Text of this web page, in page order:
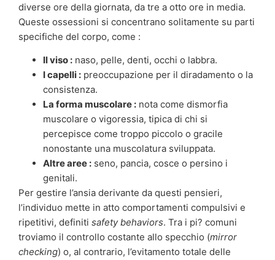
diverse ore della giornata, da tre a otto ore in media.
Queste ossessioni si concentrano solitamente su parti
specifiche del corpo, come :
Il viso : naso, pelle, denti, occhi o labbra.
I capelli : preoccupazione per il diradamento o la
consistenza.
La forma muscolare : nota come dismorfia
muscolare o vigoressia, tipica di chi si
percepisce come troppo piccolo o gracile
nonostante una muscolatura sviluppata.
Altre aree : seno, pancia, cosce o persino i
genitali.
Per gestire l’ansia derivante da questi pensieri,
l’individuo mette in atto comportamenti compulsivi e
ripetitivi, definiti safety behaviors. Tra i pi? comuni
troviamo il controllo costante allo specchio (mirror
checking) o, al contrario, l’evitamento totale delle